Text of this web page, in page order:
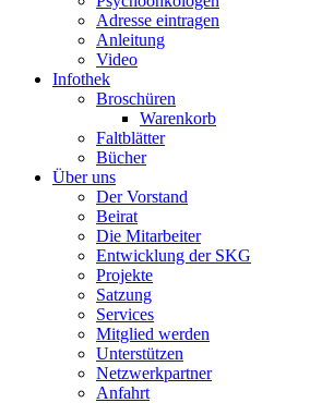
Adresse eintragen
Anleitung
Video
Infothek
Broschüren
Warenkorb
Faltblätter
Bücher
Über uns
Der Vorstand
Beirat
Die Mitarbeiter
Entwicklung der SKG
Projekte
Satzung
Services
Mitglied werden
Unterstützen
Netzwerkpartner
Anfahrt